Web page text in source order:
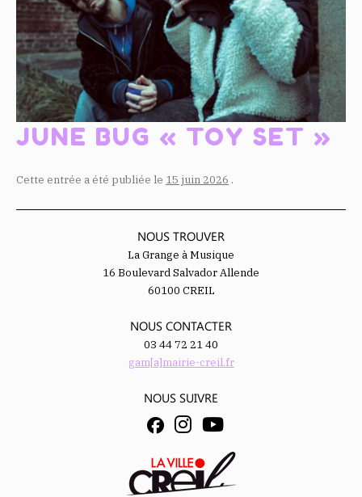
JUNE BUG « TOY SET »
Cette entrée a été publiée le 15 juin 2026 .
NOUS TROUVER
La Grange à Musique
16 Boulevard Salvador Allende
60100 CREIL
NOUS CONTACTER
03 44 72 21 40
gam[a]mairie-creil.fr
NOUS SUIVRE